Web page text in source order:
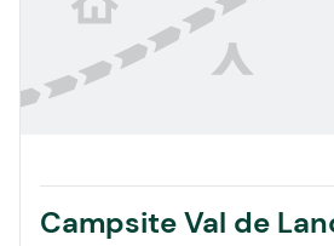
Campsite Val de